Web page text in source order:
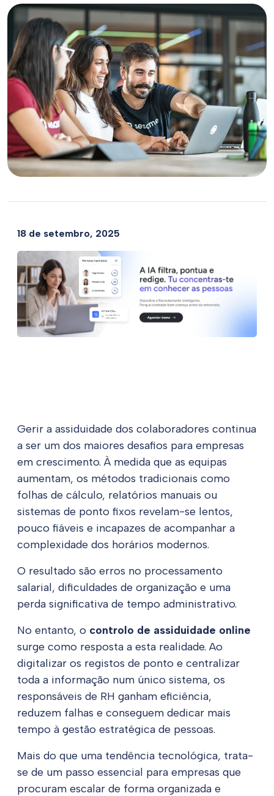
18 de setembro, 2025
Gerir a assiduidade dos colaboradores continua
a ser um dos maiores desafios para empresas
em crescimento. À medida que as equipas
aumentam, os métodos tradicionais como
folhas de cálculo, relatórios manuais ou
sistemas de ponto fixos revelam-se lentos,
pouco fiáveis e incapazes de acompanhar a
complexidade dos horários modernos.
O resultado são erros no processamento
salarial, dificuldades de organização e uma
perda significativa de tempo administrativo.
No entanto, o controlo de assiduidade online
surge como resposta a esta realidade. Ao
digitalizar os registos de ponto e centralizar
toda a informação num único sistema, os
responsáveis de RH ganham eficiência,
reduzem falhas e conseguem dedicar mais
tempo à gestão estratégica de pessoas.
Mais do que uma tendência tecnológica, trata-
se de um passo essencial para empresas que
procuram escalar de forma organizada e